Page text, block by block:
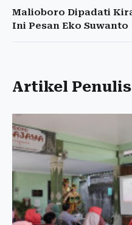
Malioboro Dipadati
Ini Pesan Eko Suwanto
Artikel Penulis